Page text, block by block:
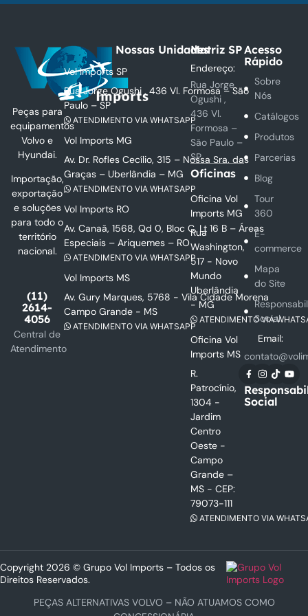
Peças para
equipamentos
Volvo e
Hyundai.
Importação,
exportação
e soluções
para todo o
território
nacional.
(11)
2614-
4056
Central de
Atendimento
Nossas Unidades
Vol Imports SP
Rua Jorge Ogushi , 436 Vl. Formosa – São
Paulo – SP
ATENDIMENTO VIA WHATSAPP
Vol Imports MG
Av. Dr. Rofles Cecílio, 315 – Nossa Sra. das
Graças – Uberlândia – MG
ATENDIMENTO VIA WHATSAPP
Vol Imports RO
Av. Canaã, 1568, Qd 0, Bloc C, Lt 16 B – Áreas
Especiais – Ariquemes – RO
ATENDIMENTO VIA WHATSAPP
Vol Imports MS
Av. Gury Marques, 5768 - Vila Cidade Morena
Campo Grande - MS
ATENDIMENTO VIA WHATSAPP
Matriz SP
Endereço:
Rua Jorge
Ogushi ,
436 Vl.
Formosa –
São Paulo –
SP
Oficinas
Oficina Vol
Imports MG
Rua
Washington,
517 - Novo
Mundo
Uberlândia
- MG
ATENDIMENTO VIA
Oficina Vol
Imports MS
R.
Patrocínio,
1304 -
Jardim
Centro
Oeste -
Campo
Grande –
MS - CEP:
79073-111
ATENDIMENTO VIA
Acesso
Rápido
Sobre
Nós
Catálogos
Produtos
Parcerias
Blog
Tour
360
E-
commerce
Mapa
do Site
Social
Email:
Social
Copyright 2026 © Grupo Vol Imports – Todos os
Direitos Reservados.
PEÇAS ALTERNATIVAS VOLVO – NÃO ATUAMOS COMO